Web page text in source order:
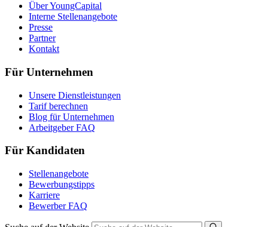
Über YoungCapital
Interne Stellenangebote
Presse
Partner
Kontakt
Für Unternehmen
Unsere Dienstleistungen
Tarif berechnen
Blog für Unternehmen
Arbeitgeber FAQ
Für Kandidaten
Stellenangebote
Bewerbungstipps
Karriere
Bewerber FAQ